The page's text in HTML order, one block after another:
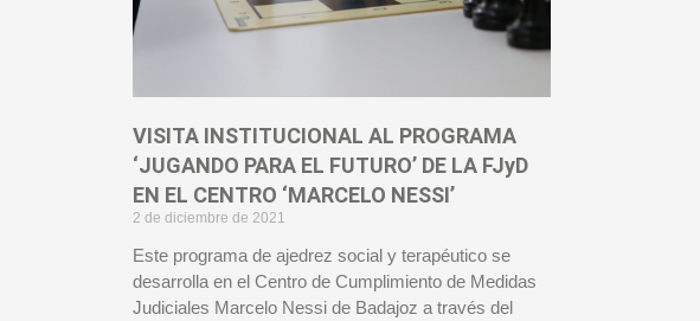
VISITA INSTITUCIONAL AL PROGRAMA
‘JUGANDO PARA EL FUTURO’ DE LA FJyD
EN EL CENTRO ‘MARCELO NESSI’
2 de diciembre de 2021
Este programa de ajedrez social y terapéutico se
desarrolla en el Centro de Cumplimiento de Medidas
Judiciales Marcelo Nessi de Badajoz a través del